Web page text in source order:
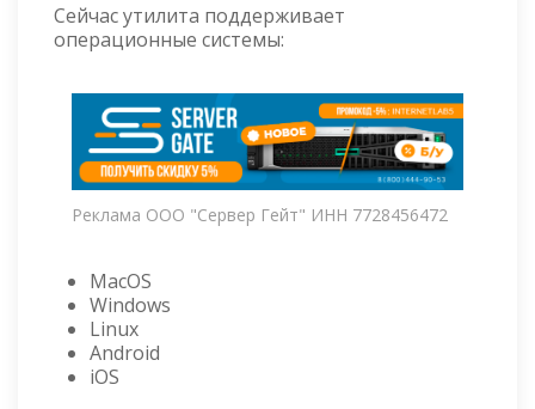
Сейчас утилита поддерживает
операционные системы:
Реклама ООО "Сервер Гейт" ИНН 7728456472
MacOS
Windows
Linux
Android
iOS